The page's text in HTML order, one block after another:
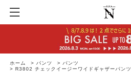
ホーム > パンツ > パンツ
> R3802 チェックイージーワイドギャザーパンツ